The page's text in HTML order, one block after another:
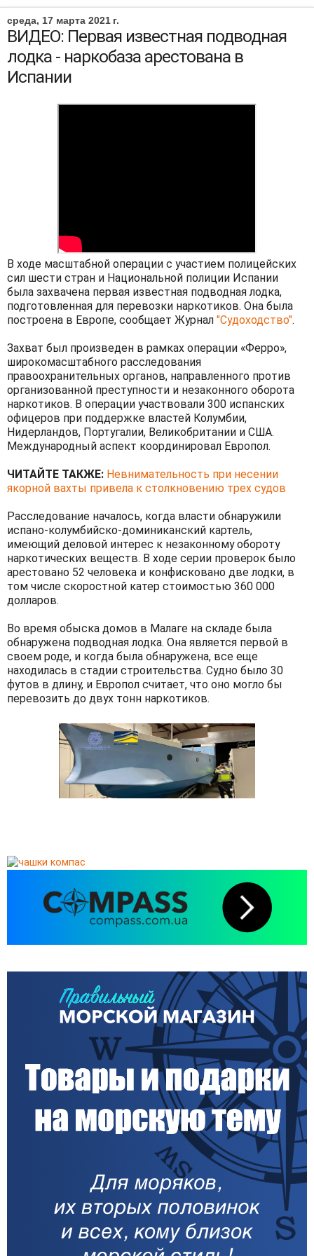
среда, 17 марта 2021 г.
ВИДЕО: Первая известная подводная
лодка - наркобаза арестована в
Испании
В ходе масштабной операции с участием полицейских
сил шести стран и Национальной полиции Испании
была захвачена первая известная подводная лодка,
подготовленная для перевозки наркотиков. Она была
построена в Европе, сообщает Журнал "Судоходство".
Захват был произведен в рамках операции «Ферро»,
широкомасштабного расследования
правоохранительных органов, направленного против
организованной преступности и незаконного оборота
наркотиков. В операции участвовали 300 испанских
офицеров при поддержке властей Колумбии,
Нидерландов, Португалии, Великобритании и США.
Международный аспект координировал Европол.
ЧИТАЙТЕ ТАКЖЕ: Невнимательность при несении
якорной вахты привела к столкновению трех судов
Расследование началось, когда власти обнаружили
испано-колумбийско-доминиканский картель,
имеющий деловой интерес к незаконному обороту
наркотических веществ. В ходе серии проверок было
арестовано 52 человека и конфисковано две лодки, в
том числе скоростной катер стоимостью 360 000
долларов.
Во время обыска домов в Малаге на складе была
обнаружена подводная лодка. Она является первой в
своем роде, и когда была обнаружена, все еще
находилась в стадии строительства. Судно было 30
футов в длину, и Европол считает, что оно могло бы
перевозить до двух тонн наркотиков.